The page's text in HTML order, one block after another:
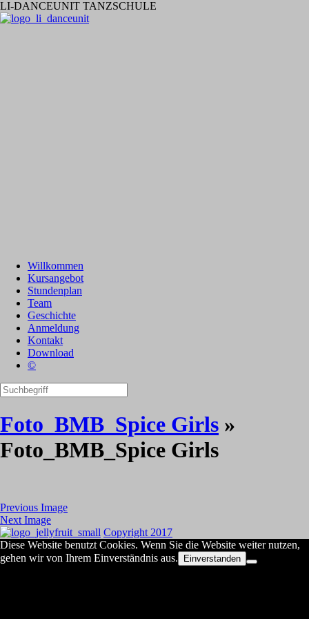
LI-DANCEUNIT TANZSCHULE
Willkommen
Kursangebot
Stundenplan
Team
Geschichte
Anmeldung
Kontakt
Download
©
Foto_BMB_Spice Girls »
Foto_BMB_Spice Girls
Previous Image
Next Image
Copyright 2017
Diese Website benutzt Cookies. Wenn Sie die Website weiter nutzen,
gehen wir von Ihrem Einverständnis aus.
Einverstanden